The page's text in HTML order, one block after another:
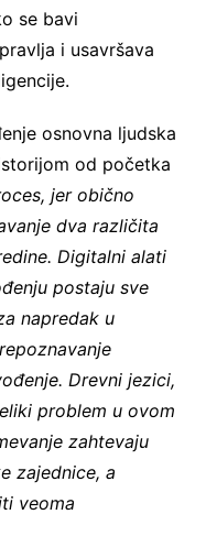
se bavi
i usavršava
osnovna ljudska
od početka
jer obično
dva različita
Digitalni alati
postaju sve
napredak u
Drevni jezici,
problem u ovom
zahtevaju
zajednice, a
veoma